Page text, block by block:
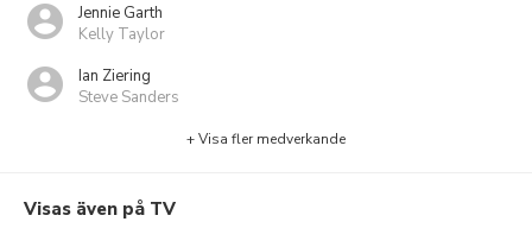
Jennie Garth
Kelly Taylor
Ian Ziering
Steve Sanders
+ Visa fler medverkande
Visas även på TV